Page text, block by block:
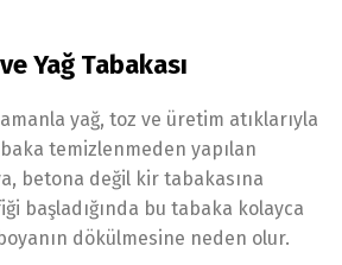
Yağ Tabakası
yağ, toz ve üretim atıklarıyla
temizlenmeden yapılan
betona değil kir tabakasına
başladığında bu tabaka kolayca
dökülmesine neden olur.